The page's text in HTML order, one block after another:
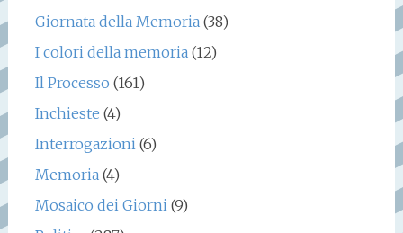
Giornata della Memoria (38)
I colori della memoria (12)
Il Processo (161)
Inchieste (4)
Interrogazioni (6)
Memoria (4)
Mosaico dei Giorni (9)